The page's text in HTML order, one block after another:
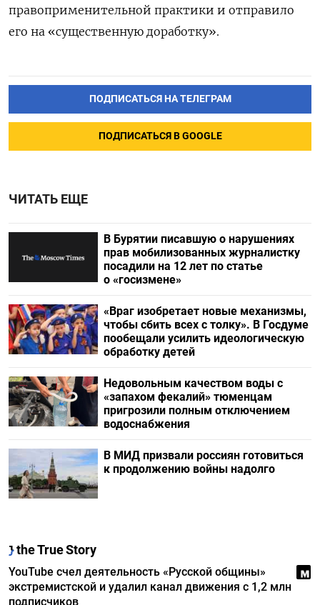
правоприменительной практики и отправило
его на «существенную доработку».
ПОДПИСАТЬСЯ НА ТЕЛЕГРАМ
ПОДПИСАТЬСЯ В GOOGLE
ЧИТАТЬ ЕЩЕ
В Бурятии писавшую о нарушениях
прав мобилизованных журналистку
посадили на 12 лет по статье
о «госизмене»
«Враг изобретает новые механизмы,
чтобы сбить всех с толку». В Госдуме
пообещали усилить идеологическую
обработку детей
Недовольным качеством воды с
«запахом фекалий» тюменцам
пригрозили полным отключением
водоснабжения
В МИД призвали россиян готовиться
к продолжению войны надолго